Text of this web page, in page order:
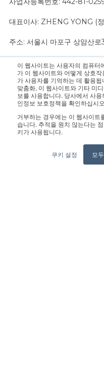
이 웹사이트는 사용자의 컴퓨터
가 이 웹사이트와 어떻게 상호
가 사용자를 기억하는 데 활용
맞춤화, 이 웹사이트와 기타 미
보를 사용합니다. 당사에서 사
인정보 보호정책을 확인하십시
거부하는 경우에는 이 웹사이트
습니다. 추적을 원치 않는다는
키가 사용됩니다.
쿠키 설정 모
대표이사: ZHENG YONG (
주소: 서울시 마포구 상암산
문의 사항은 영업팀으로 연락
보 관련 문의는 홍보팀으로
Copyright © 2026 Geekplus
reserved.